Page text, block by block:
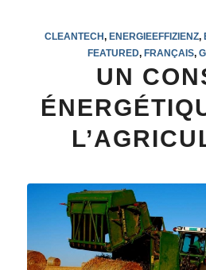
CLEANTECH, ENERGIEEFFIZIENZ,
FEATURED, FRANÇAIS,
UN